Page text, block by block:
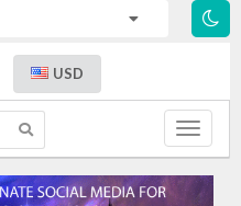
USD
Toggle